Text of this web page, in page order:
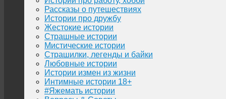
Рассказы о путешествиях
Истории про дружбу
Жестокие истории
Страшные истории
Мистические истории
Страшилки, легенды и байки
Любовные истории
Истории измен из жизни
Интимные истории 18+
#Яжемать истории